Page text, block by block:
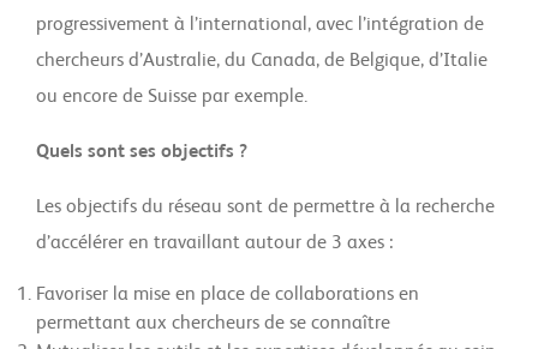
progressivement à l’international, avec l’intégration de
chercheurs d’Australie, du Canada, de Belgique, d’Italie
ou encore de Suisse par exemple.
Quels sont ses objectifs ?
Les objectifs du réseau sont de permettre à la recherche
d’accélérer en travaillant autour de 3 axes :
Favoriser la mise en place de collaborations en
permettant aux chercheurs de se connaître